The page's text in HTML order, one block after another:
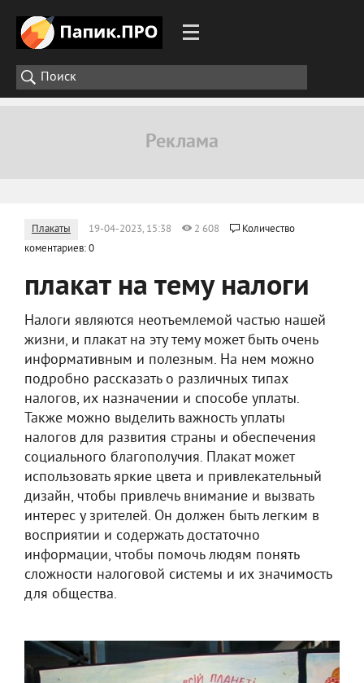
Плакаты 19-04-2023, 15:38 2 608
Количество
коментариев: 0
плакат на тему налоги
Налоги являются неотъемлемой частью нашей
жизни, и плакат на эту тему может быть очень
информативным и полезным. На нем можно
подробно рассказать о различных типах
налогов, их назначении и способе уплаты.
Также можно выделить важность уплаты
налогов для развития страны и обеспечения
социального благополучия. Плакат может
использовать яркие цвета и привлекательный
дизайн, чтобы привлечь внимание и вызвать
интерес у зрителей. Он должен быть легким в
восприятии и содержать достаточно
информации, чтобы помочь людям понять
сложности налоговой системы и их значимость
для общества.